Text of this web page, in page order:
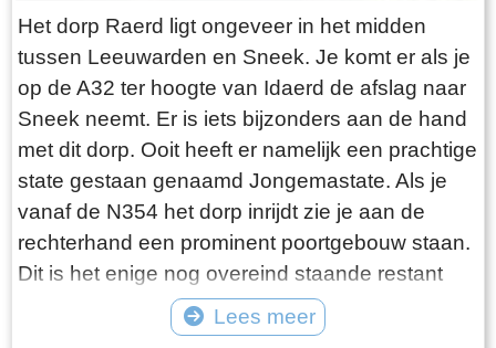
van Laaksum. Eerder was er sprake van een
bescheiden vloot maar de meeste vissers van
Laaksum zijn er al lang geleden mee gestopt.
De gebroeders De Vries houden het dus nog vol
en vangen regelmatig bot bij Laaksum. Ik hoor
dat de ze inmiddels aardig op leeftijd zijn, in
ieder geval over de zestig. Ik hoop dat ze het
nog even kunnen volhouden tot aan hun
pensioenleeftijd. Want zodra zij ermee stoppen
vangt iedereen bot bij Laaksum.
Het dorp Raerd ligt ongeveer in het midden
tussen Leeuwarden en Sneek. Je komt er als je
op de A32 ter hoogte van Idaerd de afslag naar
Sneek neemt. Er is iets bijzonders aan de hand
met dit dorp. Ooit heeft er namelijk een prachtige
state gestaan genaamd Jongemastate. Als je
vanaf de N354 het dorp inrijdt zie je aan de
rechterhand een prominent poortgebouw staan.
Dit is het enige nog overeind staande restant
van Jongemastate. Het poortgebouw geeft
toegang tot het park Jongemastate. In het
Lees meer